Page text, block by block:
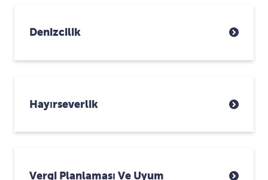
Denizcilik
Hayırseverlik
Vergi Planlaması Ve Uyum